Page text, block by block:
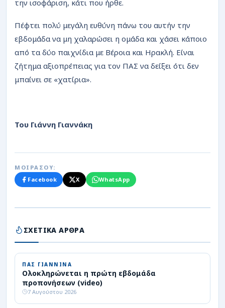
την ισοφάριση, κάτι που ήρθε.
Πέφτει πολύ μεγάλη ευθύνη πάνω του αυτήν την
εβδομάδα να μη χαλαρώσει η ομάδα και χάσει κάποιο
από τα δύο παιχνίδια με Βέροια και Ηρακλή. Είναι
ζήτημα αξιοπρέπειας για τον ΠΑΣ να δείξει ότι δεν
μπαίνει σε «χατίρια».
Του Γιάννη Γιαννάκη
ΜΟΙΡΑΣΟΥ:
Facebook
X WhatsApp
ΣΧΕΤΙΚΑ ΑΡΘΡΑ
ΠΑΣ ΓΙΑΝΝΙΝΑ
Ολοκληρώνεται η πρώτη εβδομάδα
προπονήσεων (video)
7 Αυγούστου 2026